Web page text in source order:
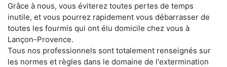
Grâce à nous, vous éviterez toutes pertes de temps
inutile, et vous pourrez rapidement vous débarrasser de
toutes les fourmis qui ont élu domicile chez vous à
Lançon-Provence.
Tous nos professionnels sont totalement renseignés sur
les normes et règles dans le domaine de l'extermination